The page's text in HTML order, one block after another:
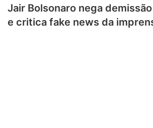
Jair Bolsonaro nega
e critica fake news da